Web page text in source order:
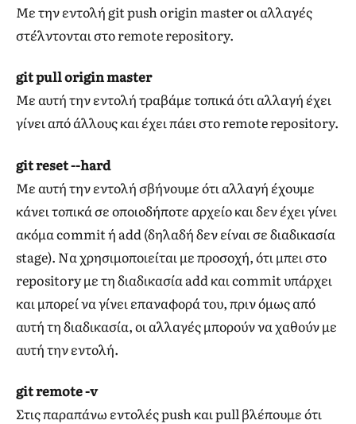
Με την εντολή git push origin master οι αλλαγές
στέλντονται στο remote repository.
git pull origin master
Με αυτή την εντολή τραβάμε τοπικά ότι αλλαγή έχει
γίνει από άλλους και έχει πάει στο remote repository.
git reset --hard
Με αυτή την εντολή σβήνουμε ότι αλλαγή έχουμε
κάνει τοπικά σε οποιοδήποτε αρχείο και δεν έχει γίνει
ακόμα commit ή add (δηλαδή δεν είναι σε διαδικασία
stage). Να χρησιμοποιείται με προσοχή, ότι μπει στο
repository με τη διαδικασία add και commit υπάρχει
και μπορεί να γίνει επαναφορά του, πριν όμως από
αυτή τη διαδικασία, οι αλλαγές μπορούν να χαθούν με
αυτή την εντολή.
git remote -v
Στις παραπάνω εντολές push και pull βλέπουμε ότι